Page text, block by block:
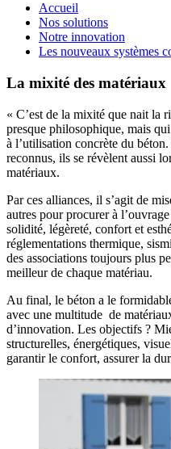
Accueil
Nos solutions
Notre innovation
Les nouveaux systèmes
La mixité des matériaux
« C’est de la mixité que nait la
presque philosophique, mais
à l’utilisation concrète du
reconnus, ils se révèlent aussi
matériaux.
Par ces alliances, il s’agit de
autres pour procurer à
solidité, légèreté, confort et
réglementations thermique,
des associations toujours plus
meilleur de chaque matériau.
Au final, le béton a le
avec une multitude de
d’innovation. Les objectifs ?
structurelles, énergétiques,
garantir le confort, assurer la